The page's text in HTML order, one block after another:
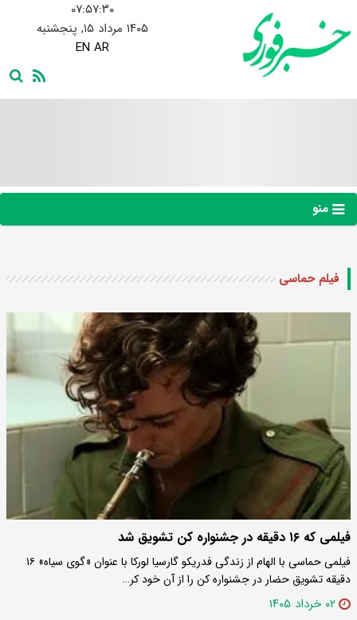
۰۷:۵۷:۳۰
۱۴۰۵ مرداد ۱۵, پنجشنبه
EN AR
منو
فیلم حماسی
فیلمی که ۱۶ دقیقه در جشنواره کن تشویق شد
فیلمی حماسی با الهام از زندگی فدریکو گارسیا لورکا با عنوان «گوی سیاه» ۱۶
دقیقه تشویق حضار در جشنواره کن را از آن خود کر…
۰۲ خرداد ۱۴۰۵